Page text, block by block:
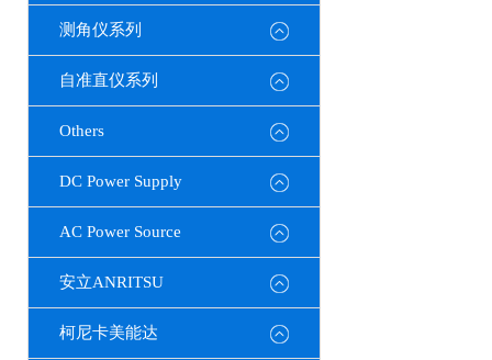
测角仪系列
自准直仪系列
Others
DC Power Supply
AC Power Source
安立ANRITSU
柯尼卡美能达